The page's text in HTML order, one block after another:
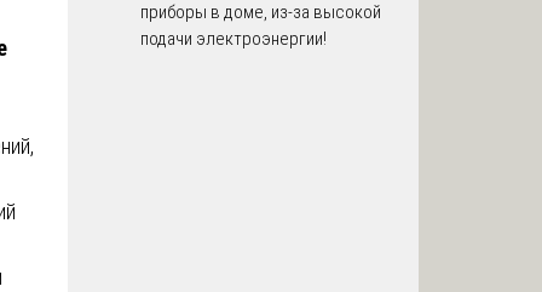
приборы в доме, из-за высокой
подачи электроэнергии!